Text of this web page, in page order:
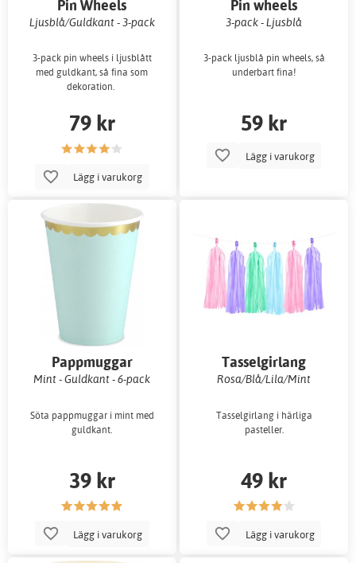
Pin Wheels
Ljusblå/Guldkant - 3-pack
3-pack pin wheels i ljusblått
med guldkant, så fina som
dekoration.
79 kr
Lägg i varukorg
Pin wheels
3-pack - Ljusblå
3-pack ljusblå pin wheels, så
underbart fina!
59 kr
Lägg i varukorg
Pappmuggar
Mint - Guldkant - 6-pack
Söta pappmuggar i mint med
guldkant.
39 kr
Lägg i varukorg
Tasselgirlang
Rosa/Blå/Lila/Mint
Tasselgirlang i härliga
pasteller.
49 kr
Lägg i varukorg